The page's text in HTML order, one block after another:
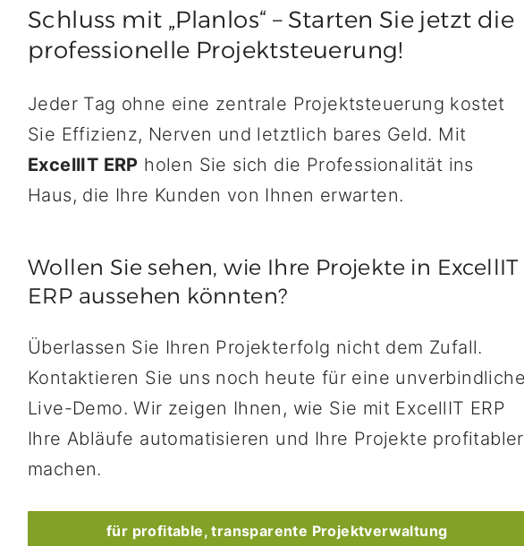
Schluss mit „Planlos“ – Starten Sie jetzt die
professionelle Projektsteuerung!
Jeder Tag ohne eine zentrale Projektsteuerung kostet
Sie Effizienz, Nerven und letztlich bares Geld. Mit
ExcellIT ERP holen Sie sich die Professionalität ins
Haus, die Ihre Kunden von Ihnen erwarten.
Wollen Sie sehen, wie Ihre Projekte in ExcellIT
ERP aussehen könnten?
Überlassen Sie Ihren Projekterfolg nicht dem Zufall.
Kontaktieren Sie uns noch heute für eine unverbindliche
Live-Demo. Wir zeigen Ihnen, wie Sie mit ExcellIT ERP
Ihre Abläufe automatisieren und Ihre Projekte profitabler
machen.
für profitable, transparente Projektverwaltung